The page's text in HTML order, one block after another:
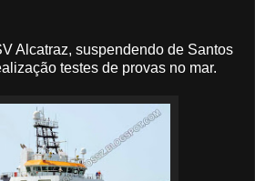
Alcatraz, suspendendo de Santos
testes de provas no mar.